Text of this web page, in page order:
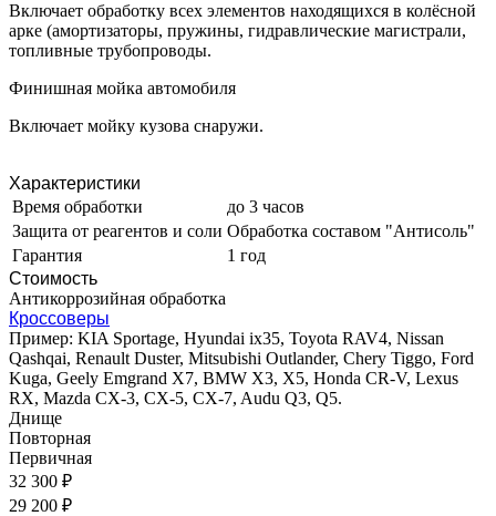
Включает обработку всех элементов находящихся в колёсной
арке (амортизаторы, пружины, гидравлические магистрали,
топливные трубопроводы.
Финишная мойка автомобиля
Включает мойку кузова снаружи.
Характеристики
Время обработки
до 3 часов
Защита от реагентов и соли Обработка составом "Антисоль"
Гарантия
1 год
Стоимость
Антикоррозийная обработка
Кроссоверы
Пример: KIA Sportage, Hyundai ix35, Toyota RAV4, Nissan
Qashqai, Renault Duster, Mitsubishi Outlander, Chery Tiggo, Ford
Kuga, Geely Emgrand X7, BMW X3, X5, Honda CR-V, Lexus
RX, Mazda CX-3, CX-5, CX-7, Audu Q3, Q5.
Днище
Повторная
Первичная
32 300 ₽
29 200 ₽